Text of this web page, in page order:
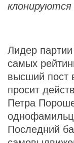
Лидер
самых
высший пост
просит
Петра
Последний